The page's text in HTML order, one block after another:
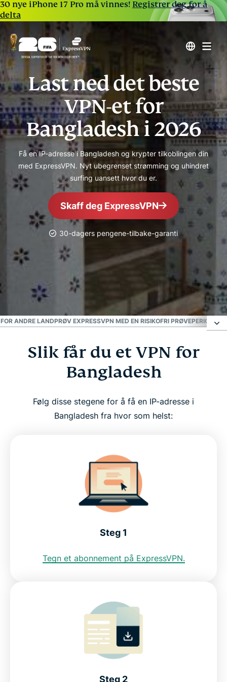
30 nye iPhone 17 Pro må vinnes! Registrer deg for å
delta
Last ned det beste
VPN-et for
Bangladesh i 2026
Få en IP-adresse i Bangladesh og krypter tilkoblingen din
med ExpressVPN. Nyt ubegrenset strømming og uhindret
surfing uansett hvor du er.
Skaff deg ExpressVPN
30-dagers pengene-tilbake-garanti
Mest pålitelige VPN
Beste VPN i Bangladesh
ANDRE LANDPRØV EXPRESSVPN MED EN RISIKOFRI PRØVEPERIODE I
Slik får du et VPN for Bangladesh
Hvorfor bruke en VPN-server i Bangladesh?
Last ned et VPN for Bangladesh for alle enhetene
Kan jeg bruke et gratis VPN for å få en IP-adresse i
Internettrestriksjoner i Bangladesh
Finn ut hvorfor ExpressVPN er det beste VPN-et
ExpressVPN for andre land
Prøv ExpressVPN med en risikofri prøveperiode i
Slik får du et VPN for
Bangladesh
Følg disse stegene for å få en IP-adresse i
Bangladesh fra hvor som helst:
Steg 1
Tegn et abonnement på ExpressVPN.
Steg 2